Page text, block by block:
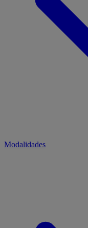
Modalidades